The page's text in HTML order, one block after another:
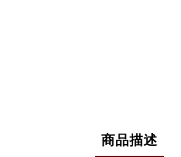
商品描述